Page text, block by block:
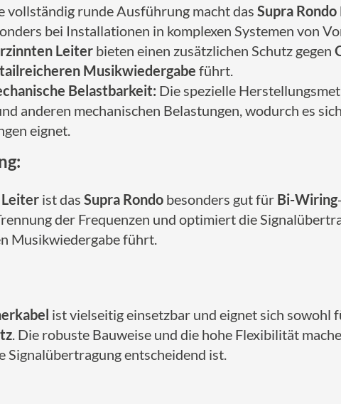
vollständig runde Ausführung macht das Supra Rondo
bei Installationen in komplexen Systemen von
Leiter bieten einen zusätzlichen Schutz gegen
Musikwiedergabe führt.
Belastbarkeit: Die spezielle
anderen mechanischen Belastungen, wodurch es
eignet.
ist das Supra Rondo besonders gut für Bi-Wiring
der Frequenzen und optimiert die
Musikwiedergabe führt.
ist vielseitig einsetzbar und eignet sich sowohl
. Die robuste Bauweise und die hohe Flexibilität
Signalübertragung entscheidend ist.